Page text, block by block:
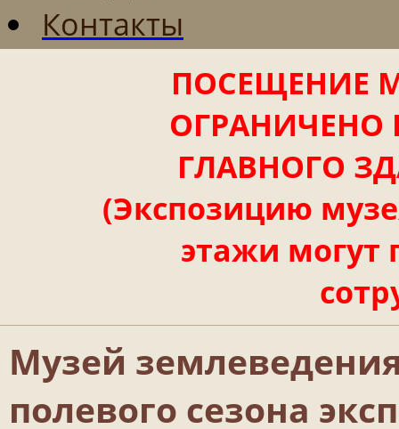
Контакты
ПОСЕЩЕНИЕ
ОГРАНИЧЕНО
ГЛАВНОГО
(Экспозицию
этажи могут
Музей
полевого сезона